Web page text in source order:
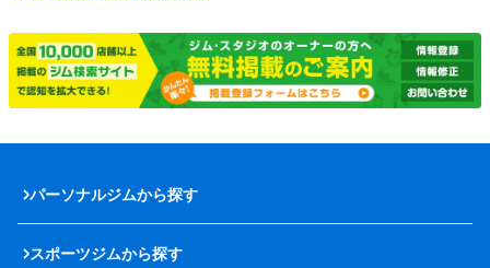
パーソナルジムから探す
スポーツジムから探す